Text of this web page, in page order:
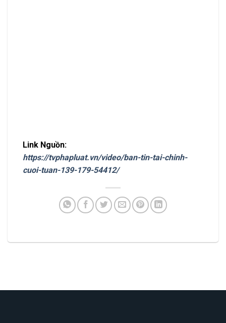
Link Nguồn:
https://tvphapluat.vn/video/ban-tin-tai-chinh-
cuoi-tuan-139-179-54412/